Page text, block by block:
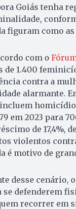
Goiás tenha
figuram como
com o
de 1.400
contra a
alarmante.
em 2023 para
de 17,4%,
violentos
é motivo de
desse cenário,
se defenderem
recorrer em